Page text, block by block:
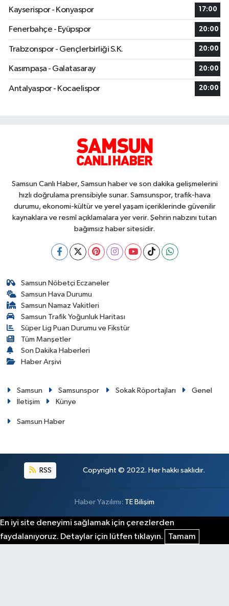
Kayserispor - Konyaspor
17:00
Fenerbahçe - Eyüpspor 20:00
Trabzonspor - Gençlerbirliği S.K. 20:00
Kasımpaşa - Galatasaray 20:00
Antalyaspor - Kocaelispor 20:00
Samsun Canlı Haber, Samsun haber ve son dakika gelişmelerini
hızlı doğrulama prensibiyle sunar. Samsunspor, trafik-hava
durumu, ekonomi-kültür ve yerel yaşam içeriklerinde güvenilir
kaynaklara ve resmî açıklamalara yer verir. Şehrin nabzını tutan
bağımsız haber sitesidir.
Samsun Nöbetçi Eczaneler
Samsun Hava Durumu
Samsun Namaz Vakitleri
Samsun Trafik Yoğunluk Haritası
Süper Lig Puan Durumu ve Fikstür
Tüm Manşetler
Son Dakika Haberleri
Haber Arşivi
Samsun Samsunspor Sokak Röportajları
Genel
İletişim
Künye
Samsun Haber
RSS Copyright © 2022. Her hakkı saklıdır.
Haber Yazılımı: TE Bilişim
En iyi site deneyimi sağlamak için çerezlerden
faydalanıyoruz. Detaylar için lütfen tıklayın.
Tamam